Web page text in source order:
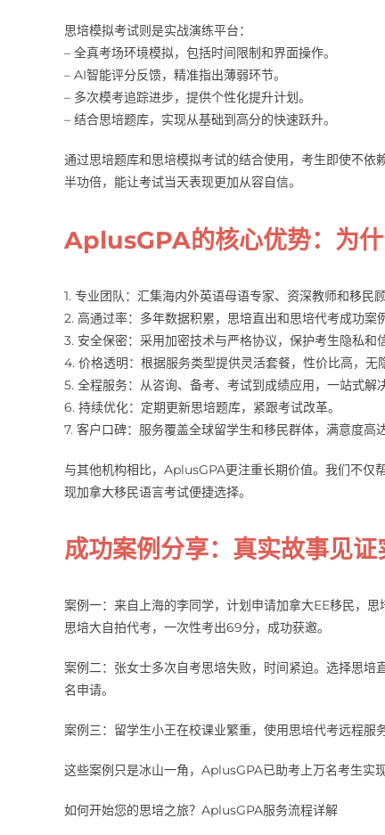
思培模拟考试则是实战演练平台：
– 全真考场环境模拟，包括时间限制和界面操作。
– AI智能评分反馈，精准指出薄弱环节。
– 多次模考追踪进步，提供个性化提升计划。
– 结合思培题库，实现从基础到高分的快速跃升。
通过思培题库和思培模拟考试的结合使用，考生即使不
半功倍，能让考试当天表现更加从容自信。
AplusGPA的核心优势：为什
1. 专业团队：汇集海内外英语母语专家、资深教师和移民
2. 高通过率：多年数据积累，思培直出和思培代考成功案
3. 安全保密：采用加密技术与严格协议，保护考生隐私和
4. 价格透明：根据服务类型提供灵活套餐，性价比高，无
5. 全程服务：从咨询、备考、考试到成绩应用，一站式解决
6. 持续优化：定期更新思培题库，紧跟考试改革。
7. 客户口碑：服务覆盖全球留学生和移民群体，满意度高
与其他机构相比，AplusGPA更注重长期价值。我们不仅
现加拿大移民语言考试便捷选择。
成功案例分享：真实故事见证
案例一：来自上海的李同学，计划申请加拿大EE移民，
思培大自拍代考，一次性考出69分，成功获邀。
案例二：张女士多次自考思培失败，时间紧迫。选择思
名申请。
案例三：留学生小王在校课业繁重，使用思培代考远程服
这些案例只是冰山一角，AplusGPA已助考上万名考生实现
如何开始您的思培之旅？AplusGPA服务流程详解